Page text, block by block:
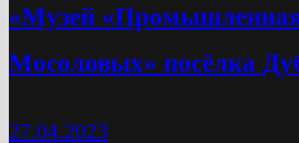
«Музей «Промышленная
Мосоловых» посёлка
27.04.2023